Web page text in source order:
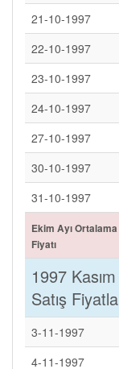
21-10-1997
22-10-1997
23-10-1997
24-10-1997
27-10-1997
30-10-1997
31-10-1997
Ekim Ayı
Fiyatı
1997
Satış
3-11-1997
4-11-1997